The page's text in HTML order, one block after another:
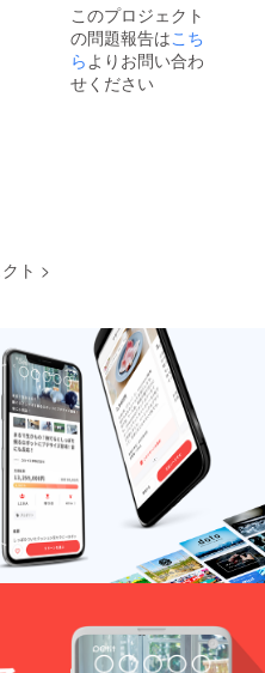
このプロジェクト
の問題報告はこち
ら よりお問い合わ
せください
ト >